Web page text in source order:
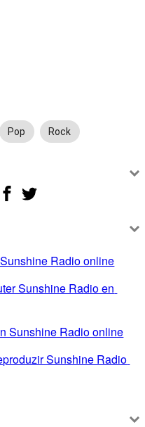
Pop Rock
Radio online
Sunshine Radio en
Sunshine Radio online
Sunshine Radio